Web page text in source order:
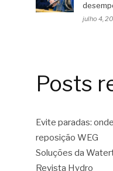
julho 4,
Posts
Evite paradas:
reposição WEG
Soluções da
Revista Hydro